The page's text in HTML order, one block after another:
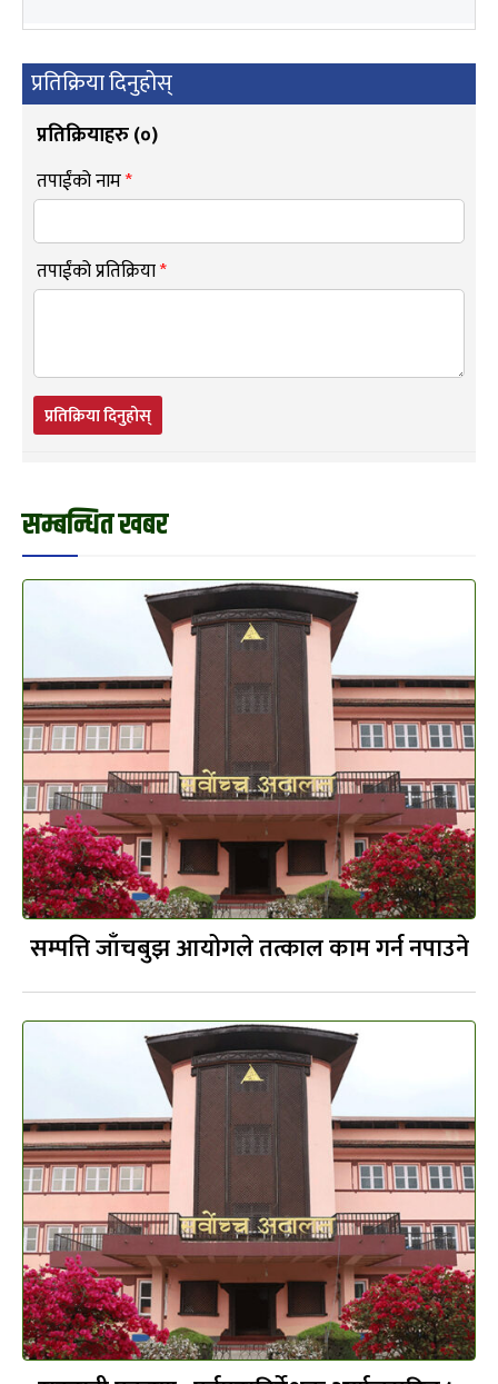
प्रतिक्रिया दिनुहोस्
प्रतिक्रियाहरु (०)
तपाईंको नाम*
तपाईंको प्रतिक्रिया*
प्रतिक्रिया दिनुहोस्
सम्बन्धित खबर
सम्पत्ति जाँचबुझ आयोगले तत्काल काम गर्न नपाउने